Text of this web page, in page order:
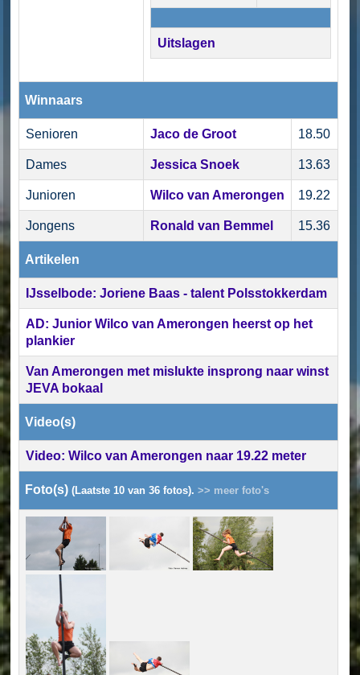
Uitslagen
Winnaars
Senioren Jaco de Groot 18.50
Dames Jessica Snoek 13.63
Junioren Wilco van Amerongen 19.22
Jongens Ronald van Bemmel 15.36
Artikelen
IJsselbode: Joriene Baas - talent Polsstokkerdam
AD: Junior Wilco van Amerongen heerst op het
plankier
Van Amerongen met mislukte insprong naar winst
JEVA bokaal
Video(s)
Video: Wilco van Amerongen naar 19.22 meter
Foto(s) (Laatste 10 van 36 fotos). >> meer foto's